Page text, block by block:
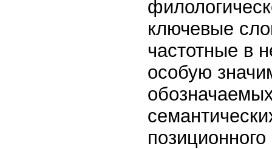
ключевые
частотные в
особую